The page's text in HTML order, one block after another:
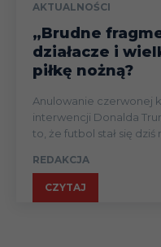
AKTUALNOŚCI
„Brudne
działacze i
piłkę nożną?
Anulowanie czerwonej
interwencji Donalda
to, że futbol stał się dziś
REDAKCJA
CZYTAJ